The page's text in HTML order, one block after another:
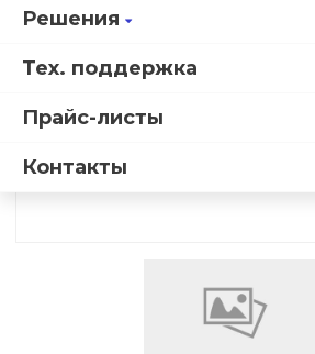
Решения
Тех. поддержка
Прайс-листы
Контакты
Комплект